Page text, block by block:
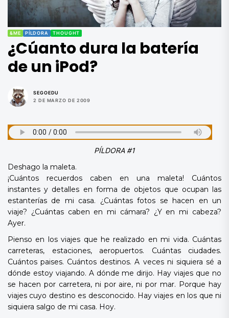
&ME PÍLDORA THOUGHT
¿Cúanto dura la batería
de un iPod?
SEGOEDU
2 DE MARZO DE 2009
PÍLDORA #1
Deshago la maleta.
¡Cuántos recuerdos caben en una maleta! Cuántos
instantes y detalles en forma de objetos que ocupan las
estanterías de mi casa. ¿Cuántas fotos se hacen en un
viaje? ¿Cuántas caben en mi cámara? ¿Y en mi cabeza?
Ayer.
Pienso en los viajes que he realizado en mi vida. Cuántas
carreteras, estaciones, aeropuertos. Cuántas ciudades.
Cuántos paises. Cuántos destinos. A veces ni siquiera sé a
dónde estoy viajando. A dónde me dirijo. Hay viajes que no
se hacen por carretera, ni por aire, ni por mar. Porque hay
viajes cuyo destino es desconocido. Hay viajes en los que ni
siquiera salgo de mi casa. Hoy.